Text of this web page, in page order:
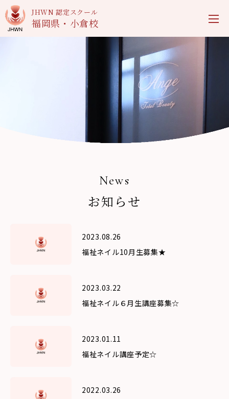
JHWN 認定スクール
福岡県・小倉校
News
お知らせ
2023.08.26
福祉ネイル10月生募集★
2023.03.22
福祉ネイル６月生講座募集☆
2023.01.11
福祉ネイル講座予定☆
2022.03.26